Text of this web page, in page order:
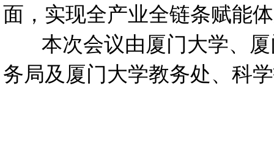
面，实现全产业全链条赋能
本次会议由厦门大学、厦
务局及厦门大学教务处、科